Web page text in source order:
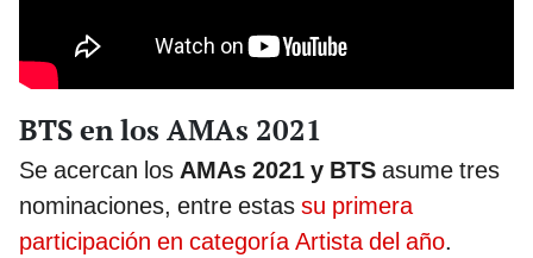
BTS en los AMAs 2021
Se acercan los AMAs 2021 y BTS asume tres
nominaciones, entre estas su primera
participación en categoría Artista del año.